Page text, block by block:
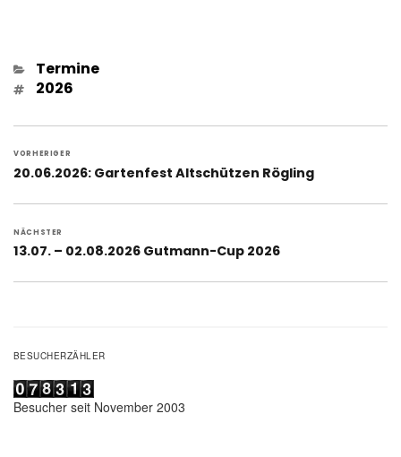
Kategorien
Termine
Schlagwörter
2026
Beitragsnavigation
VORHERIGER
Vorheriger
20.06.2026: Gartenfest Altschützen Rögling
NÄCHSTER
Nächster
13.07. – 02.08.2026 Gutmann-Cup 2026
BESUCHERZÄHLER
Besucher seit November 2003